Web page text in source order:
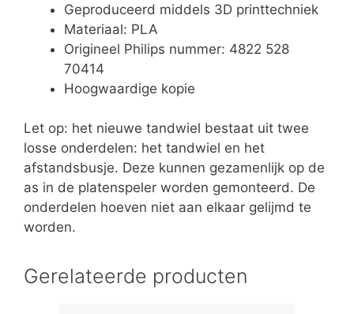
Geproduceerd middels 3D printtechniek
Materiaal: PLA
Origineel Philips nummer: 4822 528
70414
Hoogwaardige kopie
Let op: het nieuwe tandwiel bestaat uit twee
losse onderdelen: het tandwiel en het
afstandsbusje. Deze kunnen gezamenlijk op de
as in de platenspeler worden gemonteerd. De
onderdelen hoeven niet aan elkaar gelijmd te
worden.
Gerelateerde producten